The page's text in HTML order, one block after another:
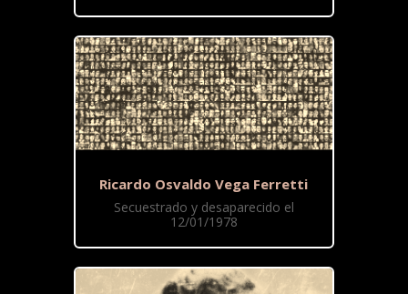
Ricardo Osvaldo Vega Ferretti
Secuestrado y desaparecido el
12/01/1978